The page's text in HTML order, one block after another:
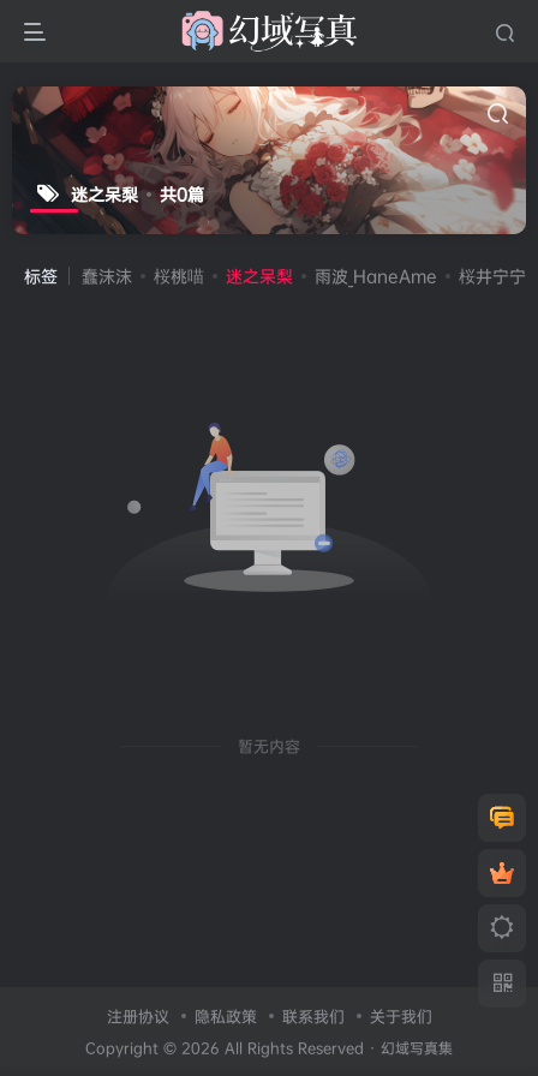
迷之呆梨 共0篇
标签 蠢沫沫 桜桃喵 迷之呆梨 雨波_HaneAme 桜井宁宁(
暂无内容
注册协议 隐私政策 联系我们 关于我们
Copyright © 2026 All Rights Reserved · 幻域写真集